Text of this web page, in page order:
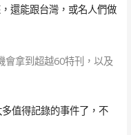
還能跟台灣，或名人們做
會拿到超越60特刊，以及
值得記錄的事件了，不